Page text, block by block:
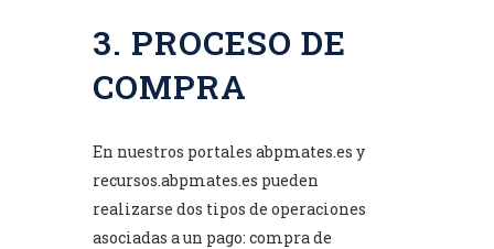
3. PROCESO DE
COMPRA
En nuestros portales abpmates.es y
recursos.abpmates.es pueden
realizarse dos tipos de operaciones
asociadas a un pago: compra de